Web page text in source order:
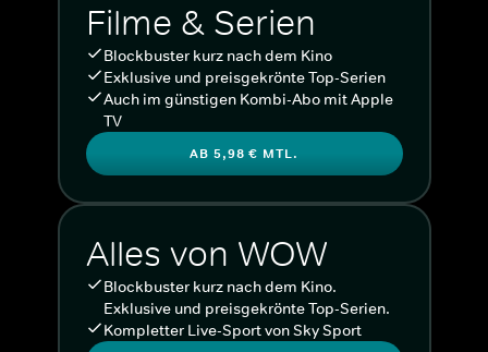
Filme & Serien
Blockbuster kurz nach dem Kino
Exklusive und preisgekrönte Top-Serien
Auch im günstigen Kombi-Abo mit Apple
TV
AB 5,98 € MTL.
Alles von WOW
Blockbuster kurz nach dem Kino.
Exklusive und preisgekrönte Top-Serien.
Kompletter Live-Sport von Sky Sport